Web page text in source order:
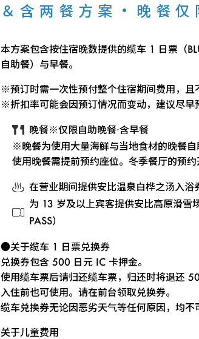
＆含两餐方案・晚餐仅
本方案包含按住宿晚数提供的缆车 1 日票（
自助餐）与早餐。
※预订时需一次性预付整个住宿期间费用，且
※折扣率可能会因预订情况而变动，建议尽早
晚餐※仅限自助晚餐·含早餐
※晚餐为使用大量海鲜与当地食材的晚餐自
使用晚餐需提前预约座位。冬季餐厅的预约
在营业期间提供安比温泉白桦之汤入浴
为 13 岁及以上宾客提供安比高原滑雪
PASS）
●关于缆车 1 日票兑换券
兑换券包含 500 日元 IC 卡押金。
使用缆车票后请归还缆车票，归还时将退还
入住前也可使用。请在前台领取兑换券。
缆车兑换券无论因恶劣天气等任何原因，均不
关于儿童费用